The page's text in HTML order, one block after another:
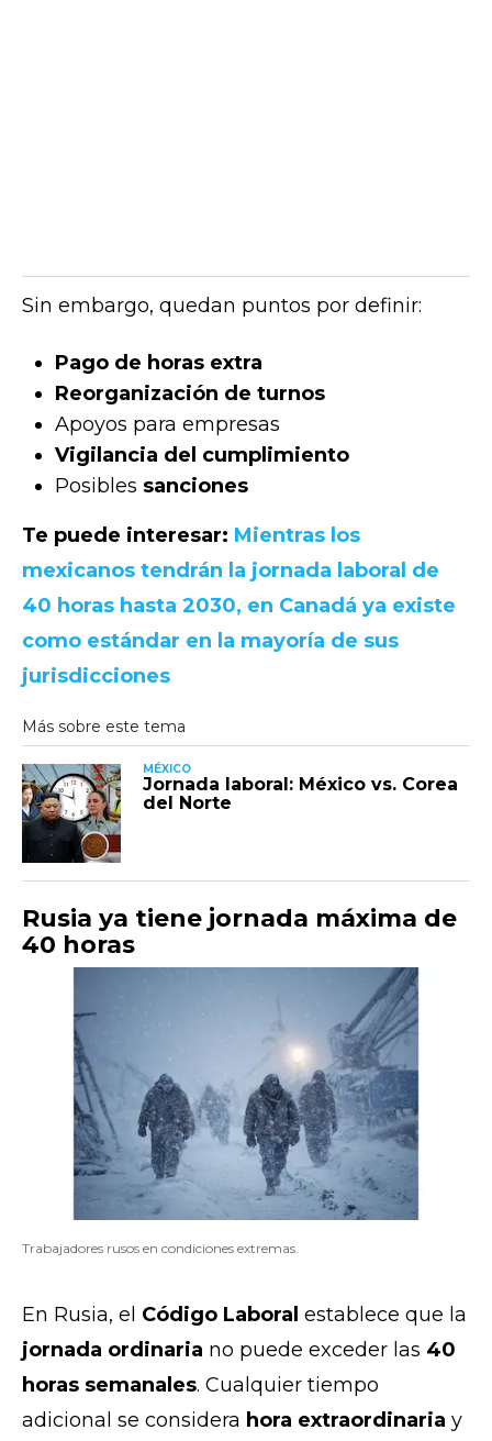
Sin embargo, quedan puntos por definir:
Pago de horas extra
Reorganización de turnos
Apoyos para empresas
Vigilancia del cumplimiento
Posibles sanciones
Te puede interesar: Mientras los
mexicanos tendrán la jornada laboral de
40 horas hasta 2030, en Canadá ya existe
como estándar en la mayoría de sus
jurisdicciones
MÉXICO
Jornada laboral: México vs. Corea
del Norte
Rusia ya tiene jornada máxima de
40 horas
Trabajadores rusos en condiciones extremas.
En Rusia, el Código Laboral establece que la
jornada ordinaria no puede exceder las 40
horas semanales. Cualquier tiempo
adicional se considera hora extraordinaria y